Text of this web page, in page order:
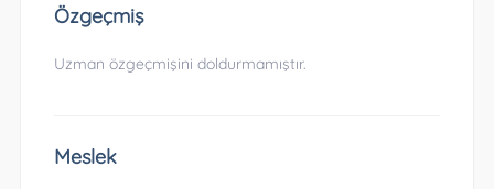
Özgeçmiş
Uzman özgeçmişini doldurmamıştır.
Meslek